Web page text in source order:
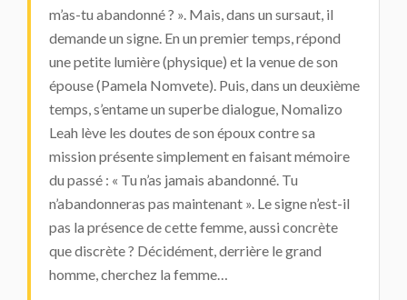
m’as-tu abandonné ? ». Mais, dans un sursaut, il
demande un signe. En un premier temps, répond
une petite lumière (physique) et la venue de son
épouse (Pamela Nomvete). Puis, dans un deuxième
temps, s’entame un superbe dialogue, Nomalizo
Leah lève les doutes de son époux contre sa
mission présente simplement en faisant mémoire
du passé : « Tu n’as jamais abandonné. Tu
n’abandonneras pas maintenant ». Le signe n’est-il
pas la présence de cette femme, aussi concrète
que discrète ? Décidément, derrière le grand
homme, cherchez la femme…